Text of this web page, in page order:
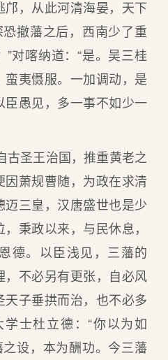
，从此河清海晏，天下
恐撤藩之后，西南少了重
对喀纳道：“是。吴三桂
夷慑服。一加调动，是
愚见，多一事不如少一
古圣王治国，推重黄老之
萧规曹随，为政在求清
三皇，汉唐盛世也是少
秉政以来，与民休息，
德。以臣浅见，三藩的
不必另有更张，自必风
子垂拱而治，也不必多
士杜立德：“你以为如
设，本为酬功。今三藩